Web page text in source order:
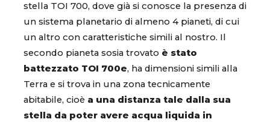
stella TOI 700, dove già si conosce la presenza di
un sistema planetario di almeno 4 pianeti, di cui
un altro con caratteristiche simili al nostro. Il
secondo pianeta sosia trovato è stato
battezzato TOI 700e, ha dimensioni simili alla
Terra e si trova in una zona tecnicamente
abitabile, cioè a una distanza tale dalla sua
stella da poter avere acqua liquida in